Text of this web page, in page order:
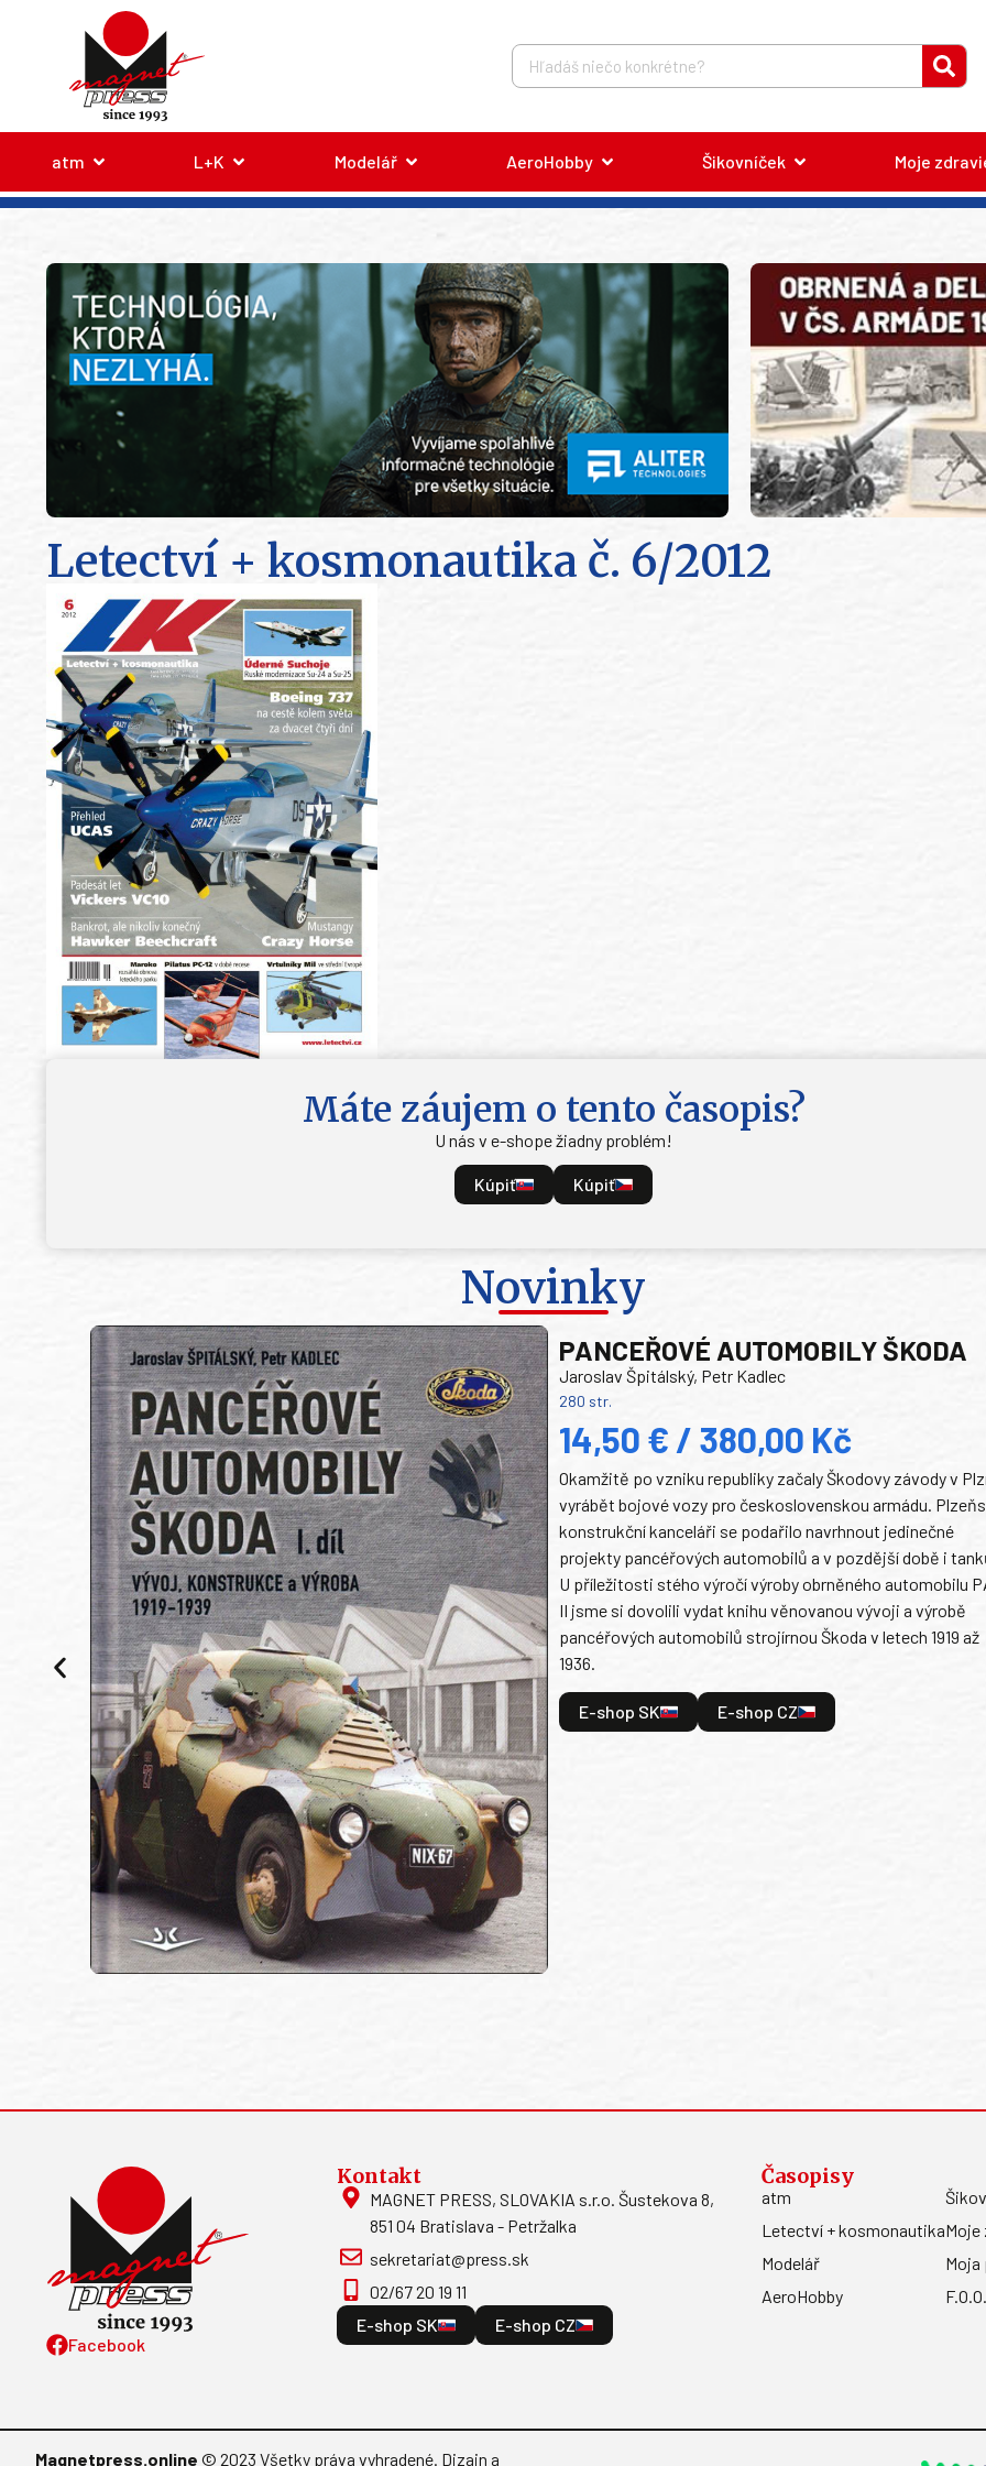
atm L+K Modelář AeroHobby Šikovníček Moje
Letectví + kosmonautika č. 6/2012
Máte záujem o tento časopis?
U nás v e-shope žiadny problém!
Kúpiť Kúpiť
Novinky
PANCEŘOVÉ AUTOMOBILY ŠKODA
Jaroslav Špitálský, Petr Kadlec
280 str.
14,50 € / 380,00 Kč
Okamžitě po vzniku republiky začaly Škodovy závody v
vyrábět bojové vozy pro československou armádu.
konstrukční kanceláři se podařilo navrhnout jedinečné
projekty pancéřových automobilů a v pozdější době i
U příležitosti stého výročí výroby obrněného automobilu
II jsme si dovolili vydat knihu věnovanou vývoji a výrobě
pancéřových automobilů strojírnou Škoda v letech 1919 až
1936.
E-shop SK E-shop CZ
Facebook
Kontakt
MAGNET PRESS, SLOVAKIA s.r.o. Šustekova 8,
851 04 Bratislava - Petržalka
sekretariat@press.sk
02/67 20 19 11
E-shop SK
E-shop CZ
Časopisy
atm
Letectví + kosmonautika
Modelář
AeroHobby
Moje
Moja
Magnetpress.online © 2023 Všetky práva vyhradené. Dizajn a